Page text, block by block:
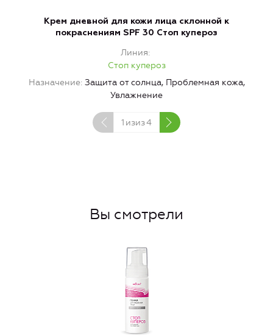
Крем дневной для кожи лица склонной к
покраснениям SPF 30 Стоп купероз
Линия
Стоп купероз
Назначение Защита от солнца, Проблемная кожа,
Увлажнение
1 изиз4
Вы смотрели